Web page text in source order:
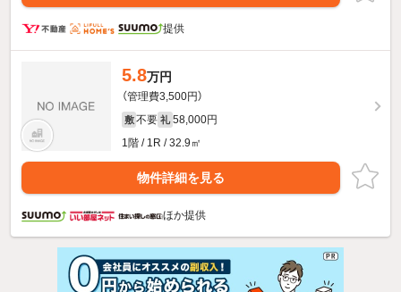
提供
5.8万円
（管理費3,500円）
敷 不要 礼 58,000円
1階 / 1R / 32.9㎡
物件詳細を見る
ほか提供